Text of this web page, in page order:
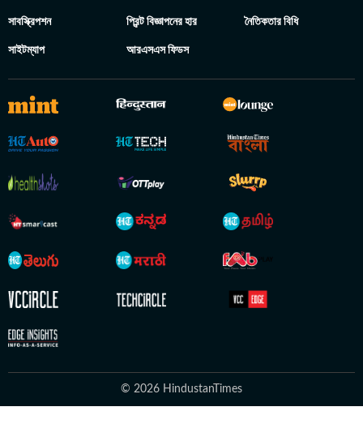
সাবস্ক্রিপশন প্রিন্ট বিজ্ঞাপনের হার নৈতিকতার বিধি
সাইটম্যাপ আরএসএস ফিডস
© 2026 HindustanTimes